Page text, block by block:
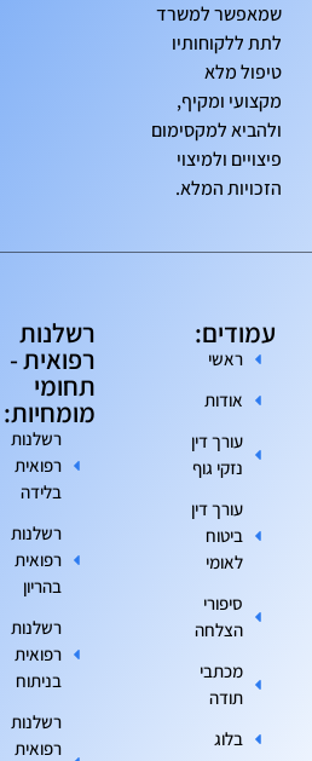
שמאפשר למשרד
לתת ללקוחותיו
טיפול מלא
מקצועי ומקיף,
ולהביא למקסימום
פיצויים ולמיצוי
הזכויות המלא.
עמודים:
ראשי
אודות
עורך דין
נזקי גוף
עורך דין
ביטוח
לאומי
סיפורי
הצלחה
מכתבי
תודה
בלוג
רשלנות
רפואית -
תחומי
מומחיות:
רשלנות
רפואית
בלידה
רשלנות
רפואית
בהריון
רשלנות
רפואית
בניתוח
רשלנות
רפואית